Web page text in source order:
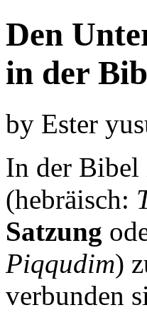
Den
in der
by Ester
In der Bibel
(hebräisch:
Satzung
Piqqudim)
verbunden